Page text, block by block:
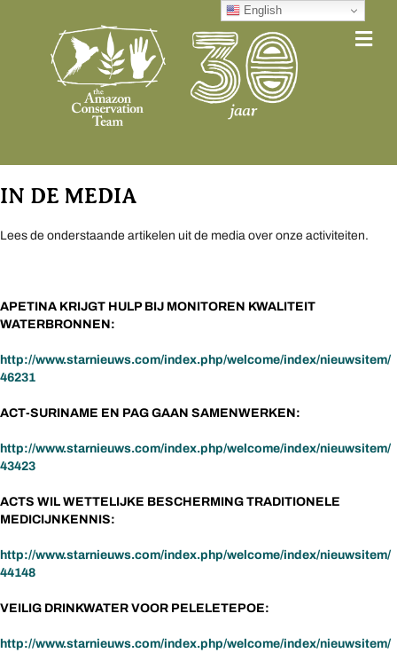
IN DE MEDIA
Lees de onderstaande artikelen uit de media over onze activiteiten.
APETINA KRIJGT HULP BIJ MONITOREN KWALITEIT
WATERBRONNEN:
http://www.starnieuws.com/index.php/welcome/index/nieuwsitem/
46231
ACT-SURINAME EN PAG GAAN SAMENWERKEN:
http://www.starnieuws.com/index.php/welcome/index/nieuwsitem/
43423
ACTS WIL WETTELIJKE BESCHERMING TRADITIONELE
MEDICIJNKENNIS:
http://www.starnieuws.com/index.php/welcome/index/nieuwsitem/
44148
VEILIG DRINKWATER VOOR PELELETEPOE:
http://www.starnieuws.com/index.php/welcome/index/nieuwsitem/
English